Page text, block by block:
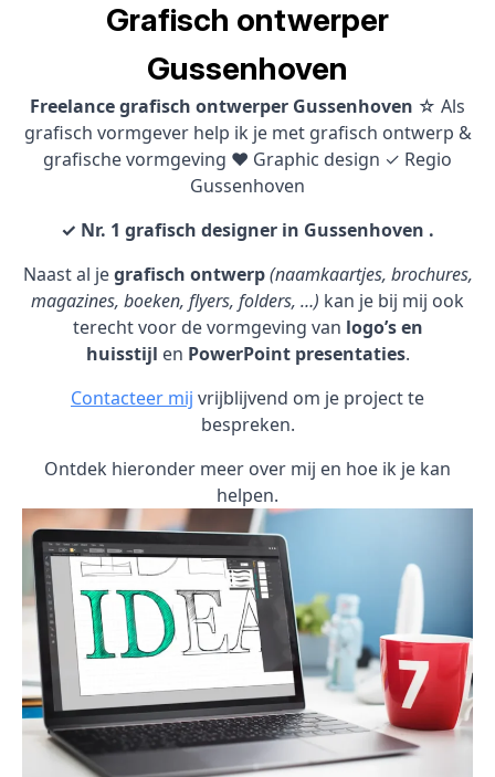
Grafisch ontwerper
Gussenhoven
Freelance grafisch ontwerper Gussenhoven ☆ Als
grafisch vormgever help ik je met grafisch ontwerp &
grafische vormgeving ♥ Graphic design ✓ Regio
Gussenhoven
✓ Nr. 1 grafisch designer in Gussenhoven .
Naast al jegrafisch ontwerp (naamkaartjes, brochures,
magazines, boeken, flyers, folders, …) kan je bij mij ook
terecht voor de vormgeving van logo’s en
huisstijl en PowerPoint presentaties.
Contacteer mij vrijblijvend om je project te
bespreken.
Ontdek hieronder meer over mij en hoe ik je kan
helpen.